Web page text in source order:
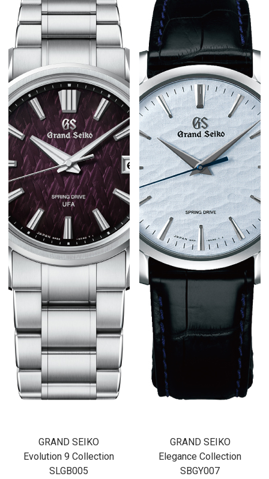
GRAND SEIKO
Evolution 9 Collection
SLGB005
GRAND SEIKO
Elegance Collection
SBGY007